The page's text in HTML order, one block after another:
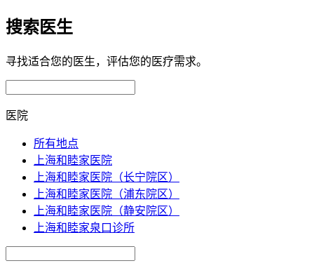
搜索医生
寻找适合您的医生，评估您的医疗需求。
医院
所有地点
上海和睦家医院
上海和睦家医院（长宁院区）
上海和睦家医院（浦东院区）
上海和睦家医院（静安院区）
上海和睦家泉口诊所